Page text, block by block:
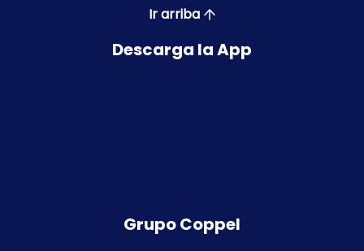
Ir arriba
Descarga la App
Grupo Coppel